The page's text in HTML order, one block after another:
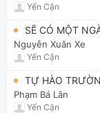
Yến Cận
SẼ CÓ MỘT
Nguyễn Xuân Xe
Yến Cận
TỰ HÀO
Phạm Bá Lân
Yến Cận